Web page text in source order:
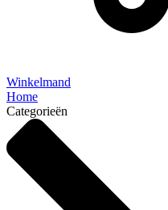
Winkelmand
Home
Categorieën